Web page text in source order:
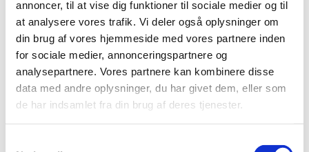
annoncer, til at vise dig funktioner til sociale medier og til
at analysere vores trafik. Vi deler også oplysninger om
din brug af vores hjemmeside med vores partnere inden
for sociale medier, annonceringspartnere og
analysepartnere. Vores partnere kan kombinere disse
data med andre oplysninger, du har givet dem, eller som
de har indsamlet fra din brug af deres tjenester.
117 lægemiddelinspektører fra hele verden er i denne
uge samlet til workshop i København. De kommer fra …
Bevilling til at drive Kongelig Hof Apotek
|7. oktober 2022|
Lægemiddelstyrelsen har den 30. september 2022